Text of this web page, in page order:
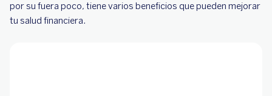
por su fuera poco, tiene varios beneficios que pueden mejorar
tu salud financiera.